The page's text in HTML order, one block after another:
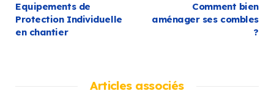
Equipements de
Protection Individuelle
en chantier
Comment bien
aménager ses combles
?
Articles associés